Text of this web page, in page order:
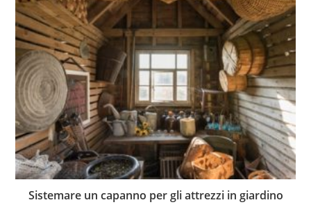
Sistemare un capanno per gli attrezzi in giardino